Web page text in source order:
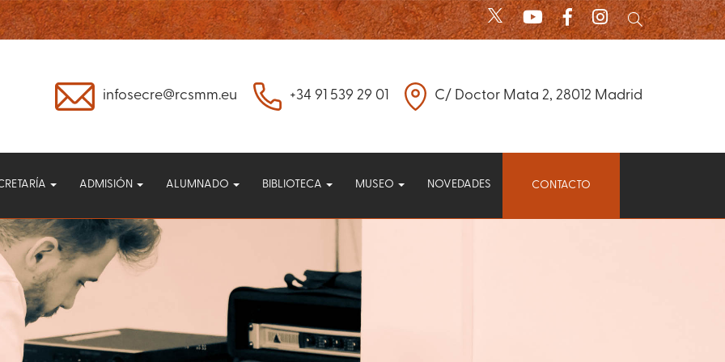
infosecre@rcsmm.eu +34 91 539 29 01 C/ Doctor Mata 2, 28012 Madrid
ADMISIÓN ALUMNADO BIBLIOTECA MUSEO NOVEDADES CONTACTO